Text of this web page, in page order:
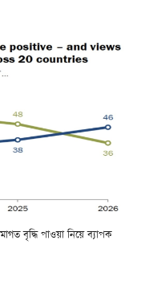
বৃদ্ধি পাওয়া নিয়ে ব্যাপক